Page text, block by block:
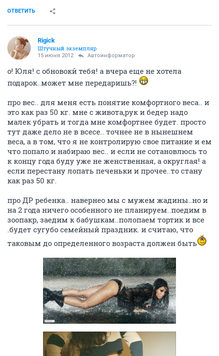
ОТВЕТИТЬ
Rigick
Штучный экземпляр
15 июня 2012 Автоинформатор
о! Юля! с обновокй тебя! а вчера еще не хотела
подарок..может мне передаришь?!
про вес.. для меня есть понятие комфортного веса.. и
это как раз 50 кг. мне с живота,рук и бедер надо
малек убрать и тогда мне комфортнее будет. просто
тут даже дело не в всесе.. точнее не в нынешнем
веса, а в том, что я не контролирую свое питание и ем
что попало и набираю вес.. и если не сотановлюсь то
к концу года буду уже не женственная, а округлая! а
если перестану лопать печеньки и прочее..то стану
как раз 50 кг.
про ДР ребенка.. навернео мы с мужем жадины..но и
на 2 года ничего особенного не планируем..поедим в
зоопакр, заедим к бабушкам..полопаем тортик и все
.будет сугубо семейный праздник. и считаю, что
таковым до определенного возраста должен быть